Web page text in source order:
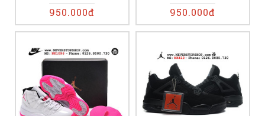
950.000đ 950.000đ